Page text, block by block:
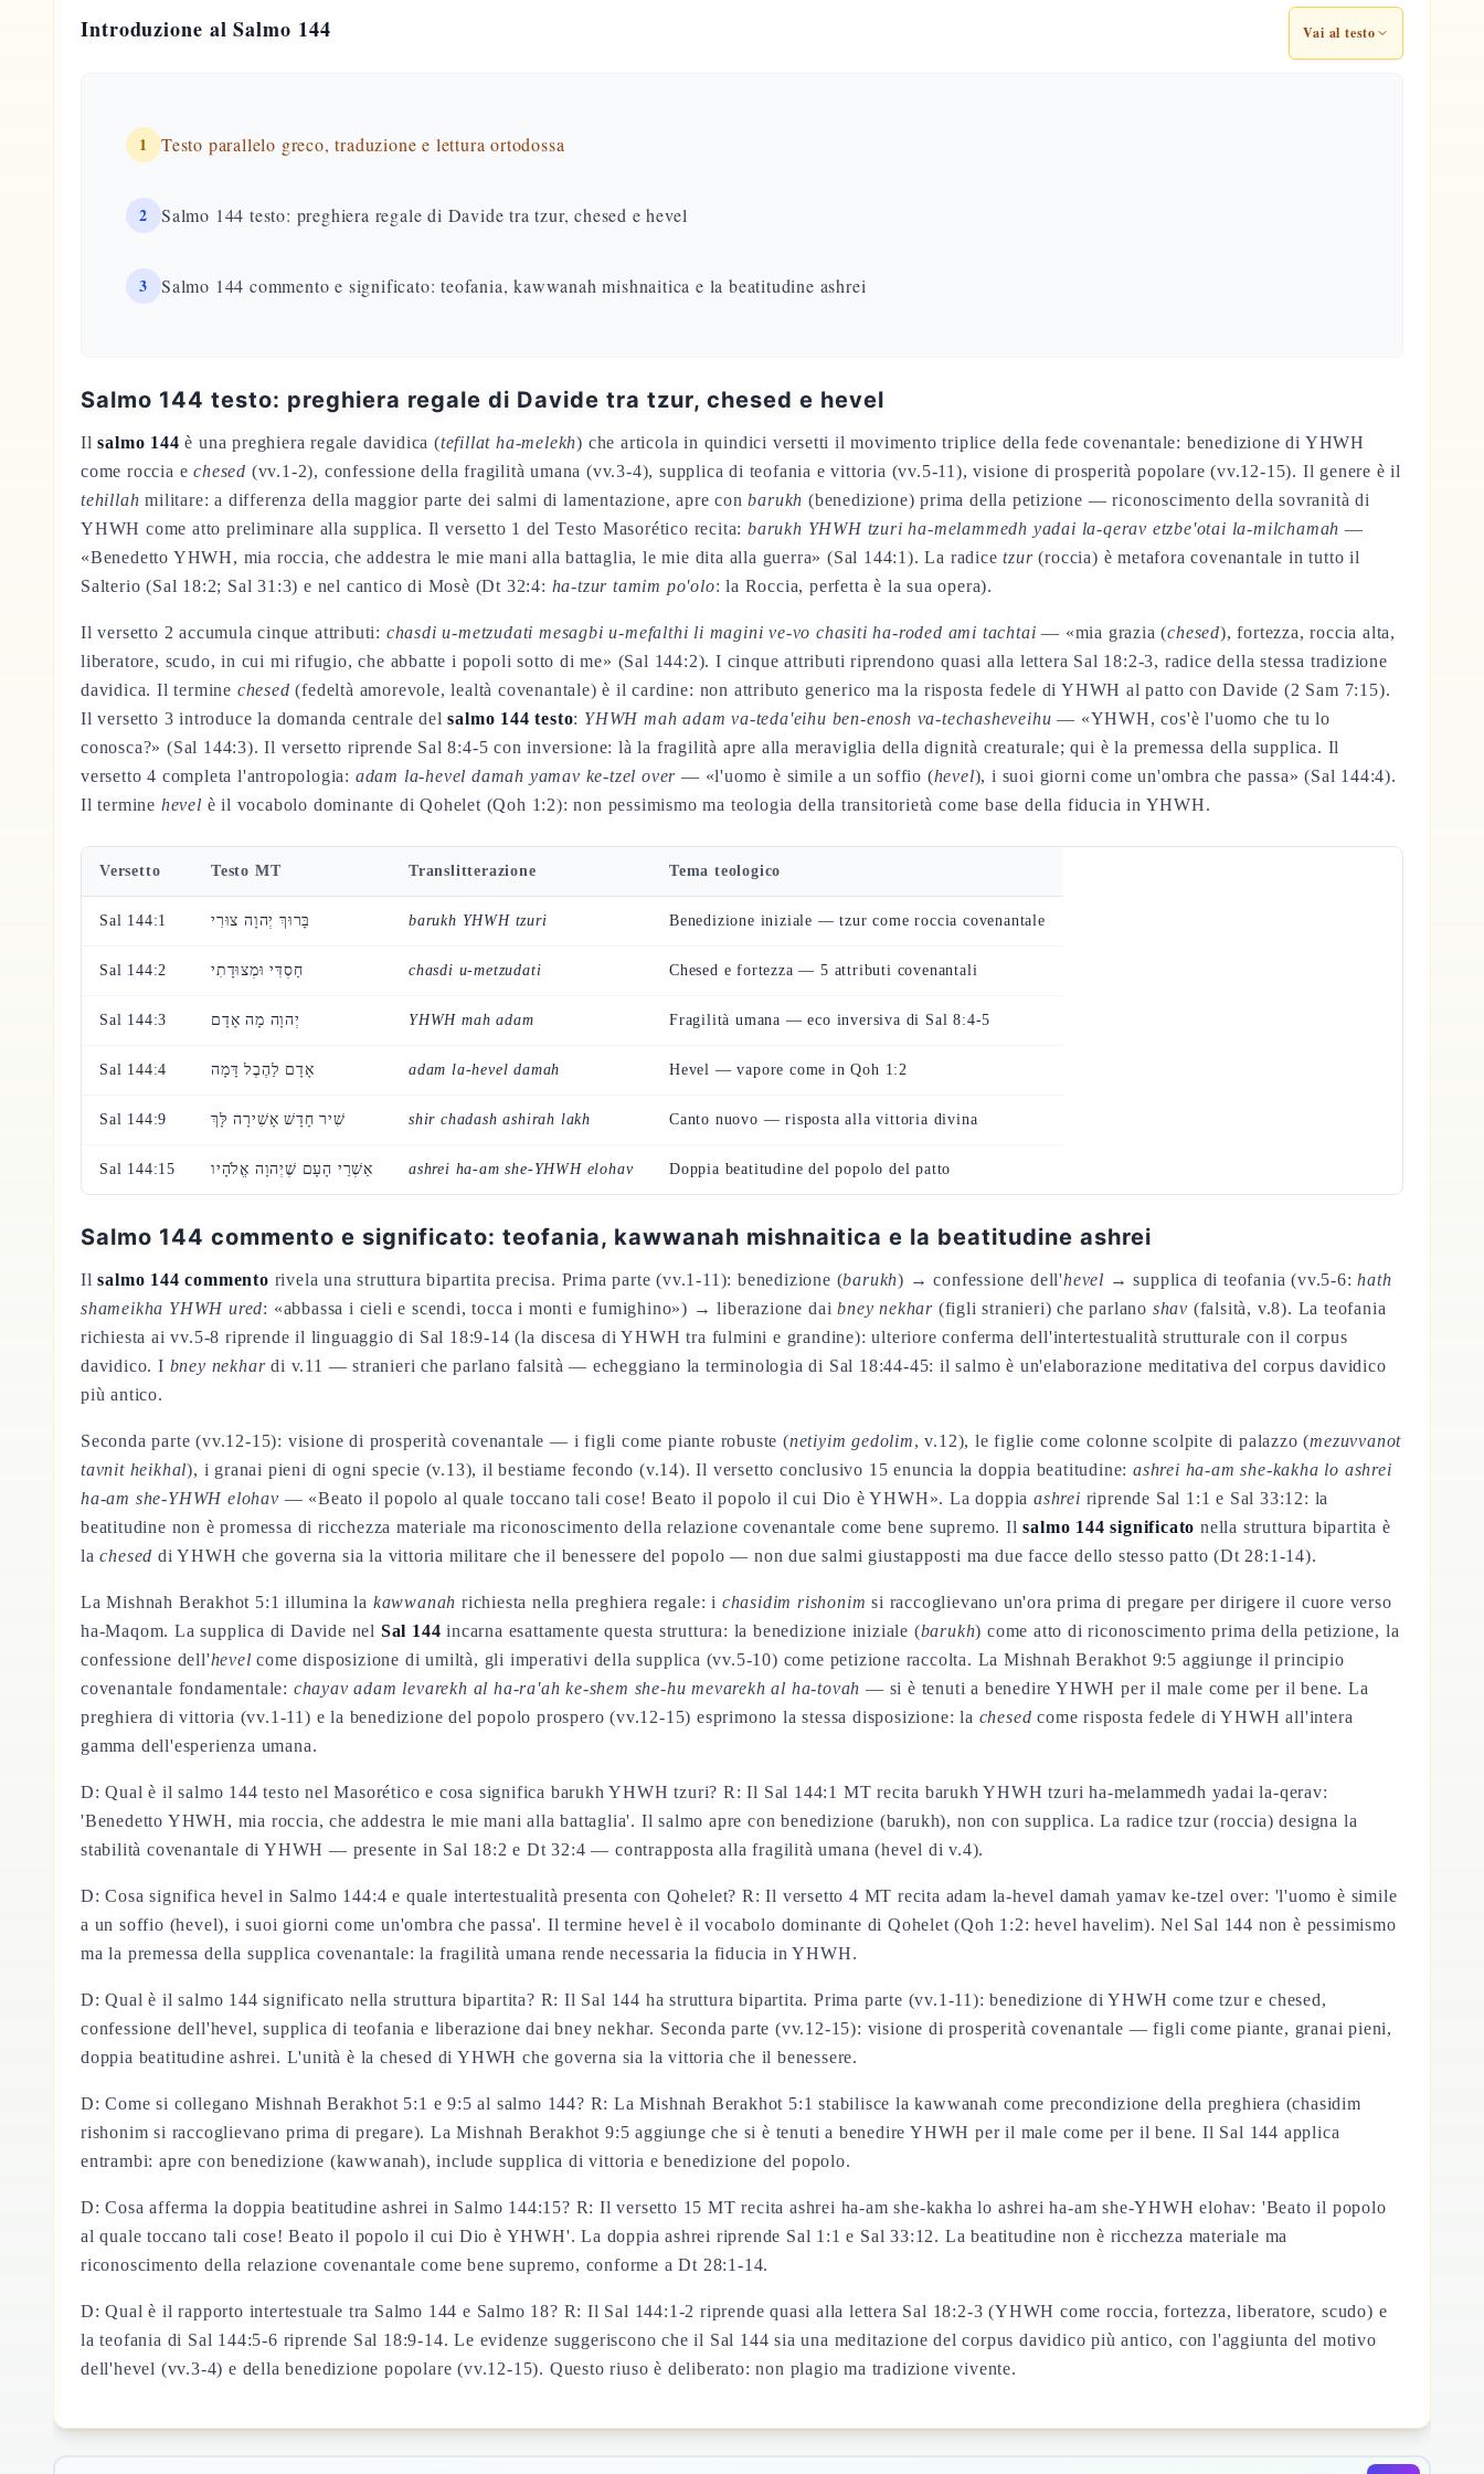
Introduzione al Salmo 144 Vai al testo
1 Testo parallelo greco, traduzione e lettura ortodossa
2 Salmo 144 testo: preghiera regale di Davide tra tzur, chesed e hevel
3 Salmo 144 commento e significato: teofania, kawwanah mishnaitica e la beatitudine ashrei
Salmo 144 testo: preghiera regale di Davide tra tzur, chesed e hevel
Ilsalmo 144 è una preghiera regale davidica (tefillat ha-melekh) che articola in quindici versetti il movimento triplice della fede covenantale: benedizione di YHWH
come roccia echesed (vv.1-2), confessione della fragilità umana (vv.3-4), supplica di teofania e vittoria (vv.5-11), visione di prosperità popolare (vv.12-15). Il genere è il
tehillah militare: a differenza della maggior parte dei salmi di lamentazione, apre conbarukh (benedizione) prima della petizione — riconoscimento della sovranità di
YHWH come atto preliminare alla supplica. Il versetto 1 del Testo Masorético recita: barukh YHWH tzuri ha-melammedh yadai la-qerav etzbe'otai la-milchamah —
«Benedetto YHWH, mia roccia, che addestra le mie mani alla battaglia, le mie dita alla guerra» (Sal 144:1). La radicetzur(roccia) è metafora covenantale in tutto il
Salterio (Sal 18:2; Sal 31:3) e nel cantico di Mosè (Dt 32:4: ha-tzur tamim po'olo: la Roccia, perfetta è la sua opera).
Il versetto 2 accumula cinque attributi: chasdi u-metzudati mesagbi u-mefalthi li magini ve-vo chasiti ha-roded ami tachtai — «mia grazia (chesed), fortezza, roccia alta,
liberatore, scudo, in cui mi rifugio, che abbatte i popoli sotto di me» (Sal 144:2). I cinque attributi riprendono quasi alla lettera Sal 18:2-3, radice della stessa tradizione
davidica. Il termine chesed (fedeltà amorevole, lealtà covenantale) è il cardine: non attributo generico ma la risposta fedele di YHWH al patto con Davide (2 Sam 7:15).
Il versetto 3 introduce la domanda centrale delsalmo 144 testo: YHWH mah adam va-teda'eihu ben-enosh va-techasheveihu — «YHWH, cos'è l'uomo che tu lo
conosca?» (Sal 144:3). Il versetto riprende Sal 8:4-5 con inversione: là la fragilità apre alla meraviglia della dignità creaturale; qui è la premessa della supplica. Il
versetto 4 completa l'antropologia: adam la-hevel damah yamav ke-tzel over — «l'uomo è simile a un soffio (hevel), i suoi giorni come un'ombra che passa» (Sal 144:4).
Il termine hevel è il vocabolo dominante di Qohelet (Qoh 1:2): non pessimismo ma teologia della transitorietà come base della fiducia in YHWH.
Versetto Testo MT Translitterazione Tema teologico
Sal 144:1 בָּרוּךְ יְהוָה צוּרִי barukh YHWH tzuri Benedizione iniziale — tzur come roccia covenantale
Sal 144:2 חַסְדִּי וּמְצוּדָתִי chasdi u-metzudati Chesed e fortezza — 5 attributi covenantali
Sal 144:3 יְהוָה מָה אָדָם YHWH mah adam Fragilità umana — eco inversiva di Sal 8:4-5
Sal 144:4 אָדָם לַהֶבֶל דָּמָה adam la-hevel damah Hevel — vapore come in Qoh 1:2
Sal 144:9 שִׁיר חָדָשׁ אָשִׁירָה לָּךְ shir chadash ashirah lakh Canto nuovo — risposta alla vittoria divina
Sal 144:15 אַשְׁרֵי הָעָם שֶׁיְהוָה אֱלֹהָיו ashrei ha-am she-YHWH elohav Doppia beatitudine del popolo del patto
Salmo 144 commento e significato: teofania, kawwanah mishnaitica e la beatitudine ashrei
Ilsalmo 144 commento rivela una struttura bipartita precisa. Prima parte (vv.1-11): benedizione (barukh) → confessione dell'hevel → supplica di teofania (vv.5-6:hath
shameikha YHWH ured: «abbassa i cieli e scendi, tocca i monti e fumighino») → liberazione daibney nekhar (figli stranieri) che parlano shav (falsità, v.8). La teofania
richiesta ai vv.5-8 riprende il linguaggio di Sal 18:9-14 (la discesa di YHWH tra fulmini e grandine): ulteriore conferma dell'intertestualità strutturale con il corpus
davidico. I bney nekhardi v.11 — stranieri che parlano falsità — echeggiano la terminologia di Sal 18:44-45: il salmo è un'elaborazione meditativa del corpus davidico
più antico.
Seconda parte (vv.12-15): visione di prosperità covenantale — i figli come piante robuste (netiyim gedolim, v.12), le figlie come colonne scolpite di palazzo (mezuvvanot
tavnit heikhal), i granai pieni di ogni specie (v.13), il bestiame fecondo (v.14). Il versetto conclusivo 15 enuncia la doppia beatitudine:ashrei ha-am she-kakha lo ashrei
ha-am she-YHWH elohav — «Beato il popolo al quale toccano tali cose! Beato il popolo il cui Dio è YHWH». La doppiaashrei riprende Sal 1:1 e Sal 33:12: la
beatitudine non è promessa di ricchezza materiale ma riconoscimento della relazione covenantale come bene supremo. Ilsalmo 144 significato nella struttura bipartita è
lachesed di YHWH che governa sia la vittoria militare che il benessere del popolo — non due salmi giustapposti ma due facce dello stesso patto (Dt 28:1-14).
La Mishnah Berakhot 5:1 illumina la kawwanah richiesta nella preghiera regale: i chasidim rishonim si raccoglievano un'ora prima di pregare per dirigere il cuore verso
ha-Maqom. La supplica di Davide nel Sal 144 incarna esattamente questa struttura: la benedizione iniziale (barukh) come atto di riconoscimento prima della petizione, la
confessione dell'hevel come disposizione di umiltà, gli imperativi della supplica (vv.5-10) come petizione raccolta. La Mishnah Berakhot 9:5 aggiunge il principio
covenantale fondamentale: chayav adam levarekh al ha-ra'ah ke-shem she-hu mevarekh al ha-tovah — si è tenuti a benedire YHWH per il male come per il bene. La
preghiera di vittoria (vv.1-11) e la benedizione del popolo prospero (vv.12-15) esprimono la stessa disposizione: la chesed come risposta fedele di YHWH all'intera
gamma dell'esperienza umana.
D: Qual è il salmo 144 testo nel Masorético e cosa significa barukh YHWH tzuri? R: Il Sal 144:1 MT recita barukh YHWH tzuri ha-melammedh yadai la-qerav:
'Benedetto YHWH, mia roccia, che addestra le mie mani alla battaglia'. Il salmo apre con benedizione (barukh), non con supplica. La radice tzur (roccia) designa la
stabilità covenantale di YHWH — presente in Sal 18:2 e Dt 32:4 — contrapposta alla fragilità umana (hevel di v.4).
D: Cosa significa hevel in Salmo 144:4 e quale intertestualità presenta con Qohelet? R: Il versetto 4 MT recita adam la-hevel damah yamav ke-tzel over: 'l'uomo è simile
a un soffio (hevel), i suoi giorni come un'ombra che passa'. Il termine hevel è il vocabolo dominante di Qohelet (Qoh 1:2: hevel havelim). Nel Sal 144 non è pessimismo
ma la premessa della supplica covenantale: la fragilità umana rende necessaria la fiducia in YHWH.
D: Qual è il salmo 144 significato nella struttura bipartita? R: Il Sal 144 ha struttura bipartita. Prima parte (vv.1-11): benedizione di YHWH come tzur e chesed,
confessione dell'hevel, supplica di teofania e liberazione dai bney nekhar. Seconda parte (vv.12-15): visione di prosperità covenantale — figli come piante, granai pieni,
doppia beatitudine ashrei. L'unità è la chesed di YHWH che governa sia la vittoria che il benessere.
D: Come si collegano Mishnah Berakhot 5:1 e 9:5 al salmo 144? R: La Mishnah Berakhot 5:1 stabilisce la kawwanah come precondizione della preghiera (chasidim
rishonim si raccoglievano prima di pregare). La Mishnah Berakhot 9:5 aggiunge che si è tenuti a benedire YHWH per il male come per il bene. Il Sal 144 applica
entrambi: apre con benedizione (kawwanah), include supplica di vittoria e benedizione del popolo.
D: Cosa afferma la doppia beatitudine ashrei in Salmo 144:15? R: Il versetto 15 MT recita ashrei ha-am she-kakha lo ashrei ha-am she-YHWH elohav: 'Beato il popolo
al quale toccano tali cose! Beato il popolo il cui Dio è YHWH'. La doppia ashrei riprende Sal 1:1 e Sal 33:12. La beatitudine non è ricchezza materiale ma
riconoscimento della relazione covenantale come bene supremo, conforme a Dt 28:1-14.
D: Qual è il rapporto intertestuale tra Salmo 144 e Salmo 18? R: Il Sal 144:1-2 riprende quasi alla lettera Sal 18:2-3 (YHWH come roccia, fortezza, liberatore, scudo) e
la teofania di Sal 144:5-6 riprende Sal 18:9-14. Le evidenze suggeriscono che il Sal 144 sia una meditazione del corpus davidico più antico, con l'aggiunta del motivo
dell'hevel (vv.3-4) e della benedizione popolare (vv.12-15). Questo riuso è deliberato: non plagio ma tradizione vivente.